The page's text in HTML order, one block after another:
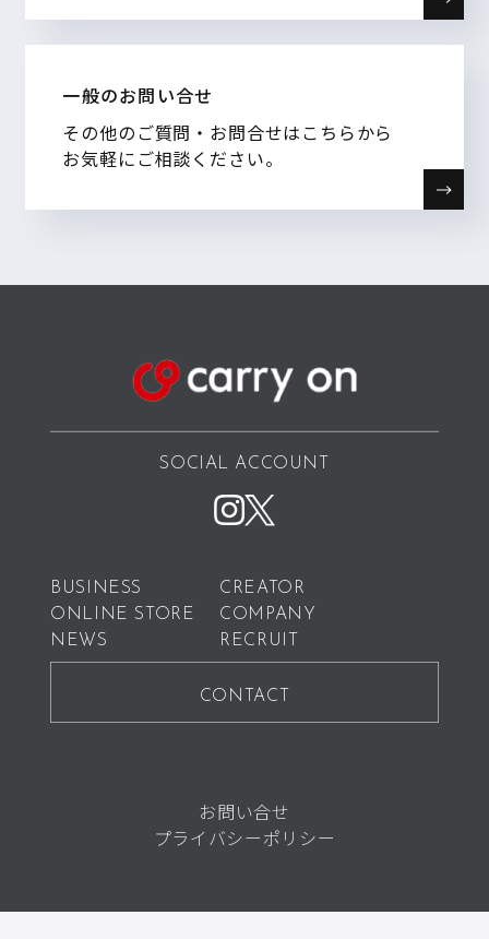
一般のお問い合せ
その他のご質問・お問合せはこちらから
お気軽にご相談ください。
SOCIAL ACCOUNT
BUSINESS
CREATOR
ONLINE STORE
COMPANY
NEWS
RECRUIT
CONTACT
お問い合せ
プライバシーポリシー